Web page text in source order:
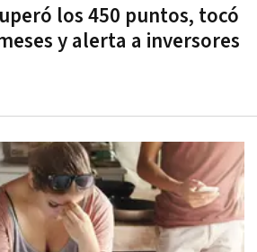
los 450 puntos, tocó
y alerta a inversores